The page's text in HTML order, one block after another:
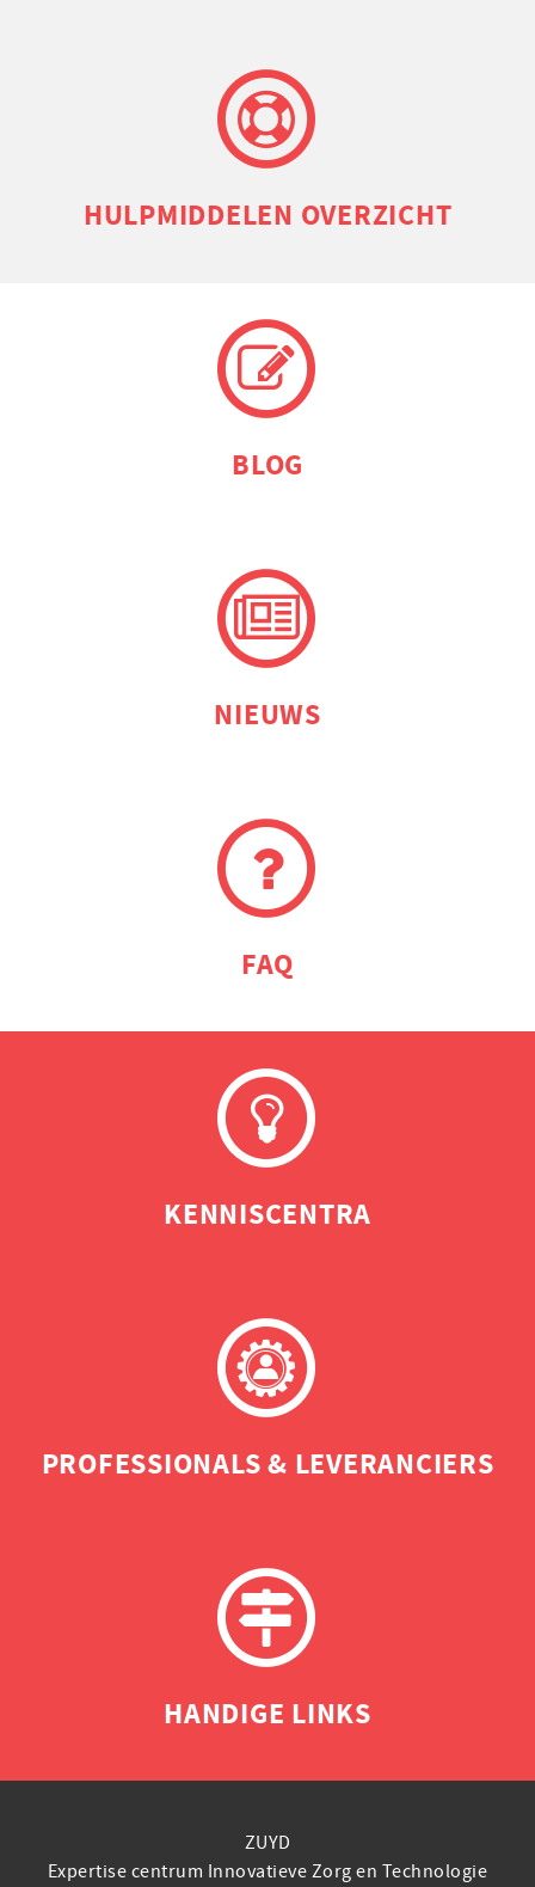
HULP­MIDDELEN OVERZICHT
BLOG
NIEUWS
FAQ
KENNISCENTRA
PROFESSIONALS & LEVERANCIERS
HANDIGE LINKS
ZUYD
Expertise centrum Innovatieve Zorg en Technologie